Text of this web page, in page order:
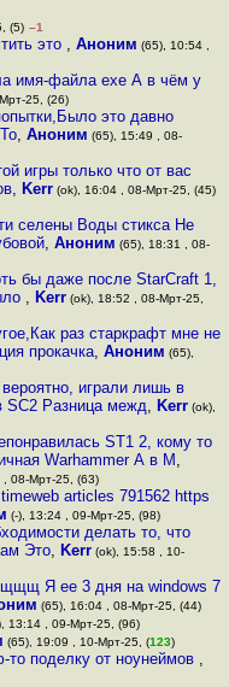
(5) –1
это , Аноним (65), 10:54 ,
имя-файла ехе А в чём у
25, (26)
это давно
, Аноним (65), 15:49 , 08-
игры только что от вас
, Kerr(ok), 16:04 , 08-Мрт-25, (45)
селены Воды стикса Не
,Аноним (65), 18:31 , 08-
бы даже после StarCraft 1,
, Kerr(ok), 18:52 , 08-Мрт-25,
раз старкрафт мне не
прокачка, Аноним (65),
играли лишь в
SC2 Разница межд, Kerr (ok),
ST1 2, кому то
Warhammer А в M ,
, 08-Мрт-25, (63)
articles 791562 https
(-), 13:24 , 09-Мрт-25, (98)
делать то, что
Это, Kerr (ok), 15:58 , 10-
Я ее 3 дня на windows 7
(65), 16:04 , 08-Мрт-25, (44)
13:14 , 09-Мрт-25, (96)
(65), 19:09 , 10-Мрт-25, (123)
то поделку от ноунеймов ,